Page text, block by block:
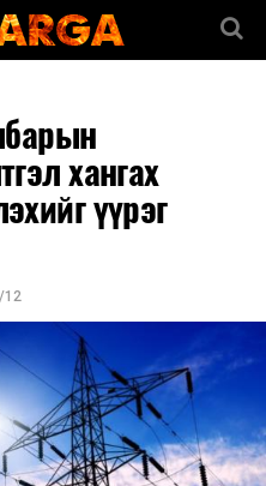
хангах
үүрэг
12